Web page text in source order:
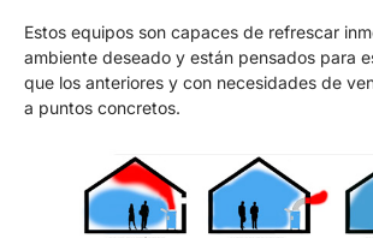
Estos equipos son capaces de refrescar
ambiente deseado y están pensados para
que los anteriores y con necesidades de
a puntos concretos.